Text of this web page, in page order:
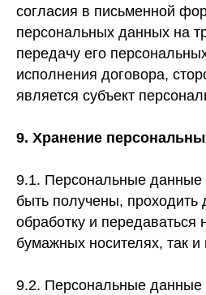
согласия в письменной
персональных данных на
передачу его
исполнения договора,
является субъект
9. Хранение
9.1. Персональные данные
быть получены,
обработку и передаваться
бумажных носителях, так
9.2. Персональные данные